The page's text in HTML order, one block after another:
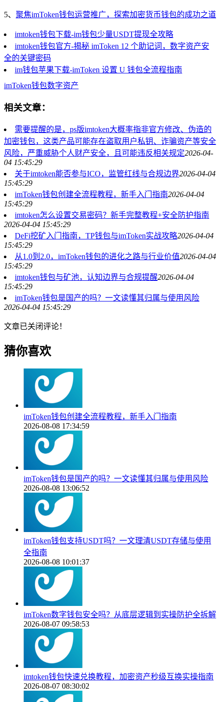
5、 聚焦imToken钱包运营推广，探索加密货币钱包的成功之道
imtoken钱包下载-im钱包少量USDT提现全攻略
imtoken钱包官方-揭秘 imToken 12 个助记词，数字资产安
全的关键密码
im钱包苹果下载-imToken 设置 U 钱包全流程指南
imToken钱包数字资产
相关文章：
需要提醒的是，ps版imtoken大概率指非官方修改、伪造的
加密钱包，这类产品可能存在盗取用户私钥、诈骗资产等安全
风险，严重威胁个人财产安全，且可能违反相关规定2026-04-
04 15:45:29
关于imtoken能否参与ICO，监管红线与合规边界2026-04-04
15:45:29
imToken钱包创建全流程教程，新手入门指南2026-04-04
15:45:29
imtoken怎么设置交易密码？新手完整教程+安全防护指南
2026-04-04 15:45:29
DeFi挖矿入门指南，TP钱包与imToken实战攻略2026-04-04
15:45:29
从1.0到2.0，imToken钱包的进化之路与行业价值2026-04-04
15:45:29
imtoken钱包与矿池，认知边界与合规提醒2026-04-04
15:45:29
imToken钱包是国产的吗？一文读懂其归属与使用风险
2026-04-04 15:45:29
文章已关闭评论！
猜你喜欢
imToken钱包创建全流程教程，新手入门指南
2026-08-08 17:34:59
imToken钱包是国产的吗？一文读懂其归属与使用风险
2026-08-08 13:06:52
imToken钱包支持USDT吗？一文理清USDT存储与使用
全指南
2026-08-08 10:01:37
imToken数字钱包安全吗？从底层逻辑到实操防护全拆解
2026-08-07 09:58:53
imtoken钱包快速兑换教程，加密资产秒级互换实操指南
2026-08-07 08:30:02